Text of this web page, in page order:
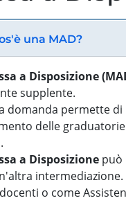
una MAD?
a Disposizione
supplente.
domanda permette
delle
a Disposizione può
o come